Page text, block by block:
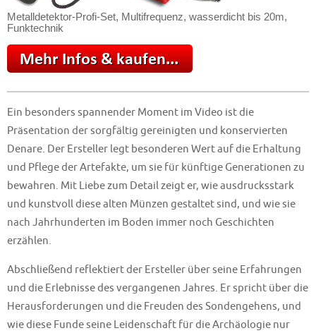
Metalldetektor-Profi-Set, Multifrequenz, wasserdicht bis 20m,
Funktechnik
Ein besonders spannender Moment im Video ist die
Präsentation der sorgfältig gereinigten und konservierten
Denare. Der Ersteller legt besonderen Wert auf die Erhaltung
und Pflege der Artefakte, um sie für künftige Generationen zu
bewahren. Mit Liebe zum Detail zeigt er, wie ausdrucksstark
und kunstvoll diese alten Münzen gestaltet sind, und wie sie
nach Jahrhunderten im Boden immer noch Geschichten
erzählen.
Abschließend reflektiert der Ersteller über seine Erfahrungen
und die Erlebnisse des vergangenen Jahres. Er spricht über die
Herausforderungen und die Freuden des Sondengehens, und
wie diese Funde seine Leidenschaft für die Archäologie nur